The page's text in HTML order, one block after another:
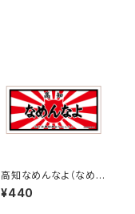
高知なめんなよ（なめね
こ）ご当地ステッカー B-
4
¥440